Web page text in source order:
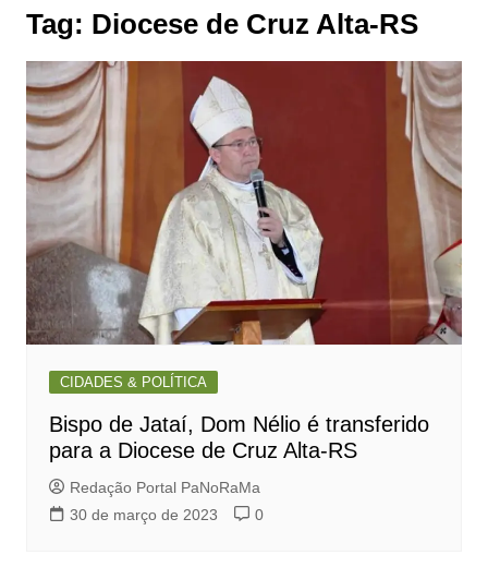
Tag: Diocese de Cruz Alta-RS
CIDADES & POLÍTICA
Bispo de Jataí, Dom Nélio é transferido
para a Diocese de Cruz Alta-RS
Redação Portal PaNoRaMa
30 de março de 2023
0